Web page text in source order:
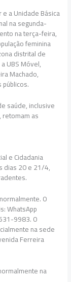
a Unidade Básica
na segunda-
na terça-feira,
feminina
distrital de
UBS Móvel,
Machado,
saúde, inclusive
retomam as
e Cidadania
dias 20 e 21/4,
O
WhatsApp
9983. O
na sede
Ferreira
na